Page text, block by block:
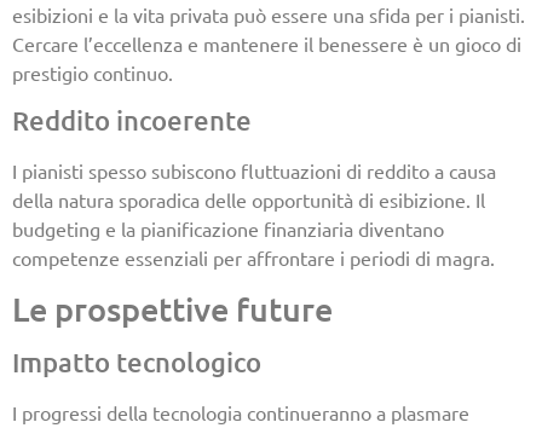
esibizioni e la vita privata può essere una sfida per i pianisti.
Cercare l’eccellenza e mantenere il benessere è un gioco di
prestigio continuo.
Reddito incoerente
I pianisti spesso subiscono fluttuazioni di reddito a causa
della natura sporadica delle opportunità di esibizione. Il
budgeting e la pianificazione finanziaria diventano
competenze essenziali per affrontare i periodi di magra.
Le prospettive future
Impatto tecnologico
I progressi della tecnologia continueranno a plasmare